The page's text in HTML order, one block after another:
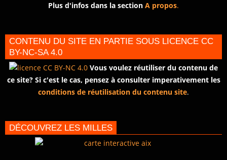
Plus d'infos dans la section A propos.
CONTENU DU SITE EN PARTIE SOUS LICENCE CC
BY-NC-SA 4.0
Vous voulez réutiliser du contenu de
ce site? Si c'est le cas, pensez à consulter imperativement les
conditions de réutilisation du contenu site.
DÉCOUVREZ LES MILLES